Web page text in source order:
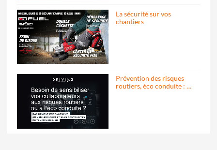
La sécurité sur vos
chantiers
Prévention des risques
routiers, éco conduite : …